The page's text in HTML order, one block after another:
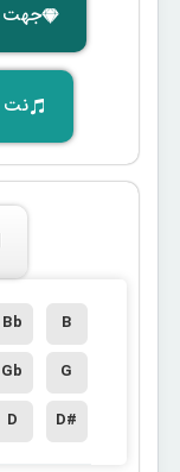
جهت
نت
B
Bb
G
Gb
D#
D